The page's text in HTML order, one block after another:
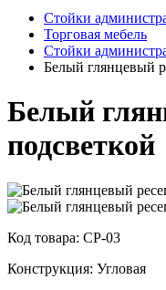
Стойки
Торговая мебель
Стойки
Белый глянцевый
Белый
подсветкой
Код товара: СР-03
Конструкция: Угловая